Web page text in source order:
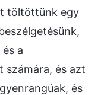
töltöttünk egy
a
számára, és azt
és